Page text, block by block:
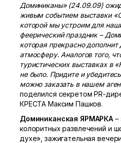
Доминиканы» (24.09.09)
живым событием выставки
которой мы устроим для
феерический праздник –
которая прекрасно
атмосферу. Аналогов того,
туристических выставках в
не было. Придите и
можно заказать в нашем
поделился секретом PR-
КРЕСТА Максим Пашков.
Доминиканская ЯРМАРКА –
колоритных развлечений и
духе», зажигательная